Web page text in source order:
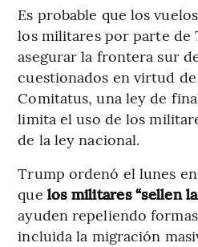
Es probable que los
los militares por parte de
asegurar la frontera sur
cuestionados en virtud de
Comitatus, una ley de
limita el uso de los
de la ley nacional.
Trump ordenó el lunes
que los militares “sellen
ayuden repeliendo
incluida la migración